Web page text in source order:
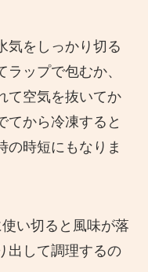
気をしっかり切る
ップで包むか、
て空気を抜いてか
てから冷凍すると
の時短にもなりま
い切ると風味が落
出して調理するの